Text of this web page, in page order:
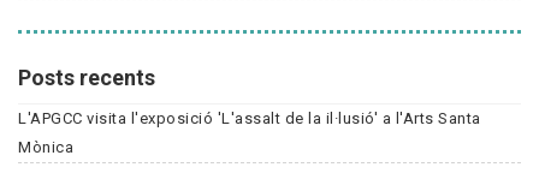
Posts recents
L'APGCC visita l'exposició 'L'assalt de la il·lusió' a l'Arts Santa
Mònica